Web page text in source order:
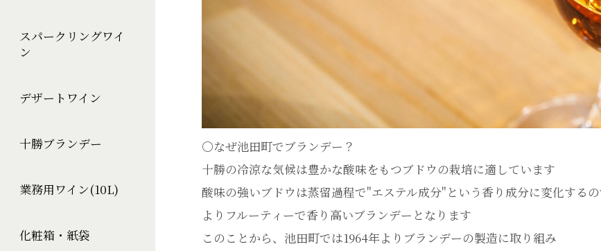
スパークリングワイ
ン
デザートワイン
十勝ブランデー
業務用ワイン(10L)
化粧箱・紙袋
〇なぜ池田町でブランデー？
十勝の冷涼な気候は豊かな酸味をもつブドウの栽培に適しています
酸味の強いブドウは蒸留過程で"エステル成分"という香り成分に変化する
よりフルーティーで香り高いブランデーとなります
このことから、池田町では1964年よりブランデーの製造に取り組み